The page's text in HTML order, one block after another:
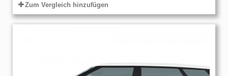
Zum Vergleich hinzufügen